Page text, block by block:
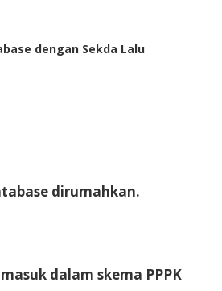
dengan Sekda Lalu
dirumahkan.
dalam skema PPPK